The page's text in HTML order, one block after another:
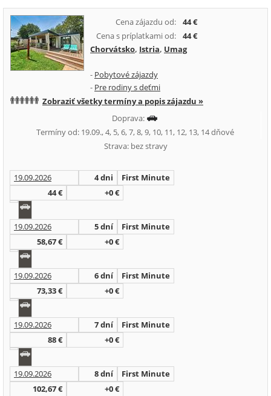
Cena zájazdu od:
44 €
Cena s príplatkami od:
44 €
Chorvátsko, Istria, Umag
- Pobytové zájazdy
- Pre rodiny s deťmi
Zobraziť všetky termíny a popis zájazdu »
Doprava:
Termíny od: 19.09., 4, 5, 6, 7, 8, 9, 10, 11, 12, 13, 14 dňové
Strava: bez stravy
19.09.2026 4 dni
First Minute
44 €
+0 €
19.09.2026 5 dní
First Minute
58,67 €
+0 €
19.09.2026 6 dní
First Minute
73,33 €
+0 €
19.09.2026 7 dní
First Minute
88 €
+0 €
19.09.2026 8 dní
First Minute
102,67 €
+0 €